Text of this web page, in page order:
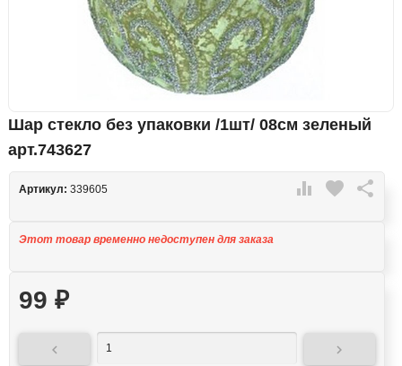
Шар стекло без упаковки /1шт/ 08см зеленый
арт.743627
 favorite 
Артикул: 339605
Этот товар временно недоступен для заказа
99 ₽
 